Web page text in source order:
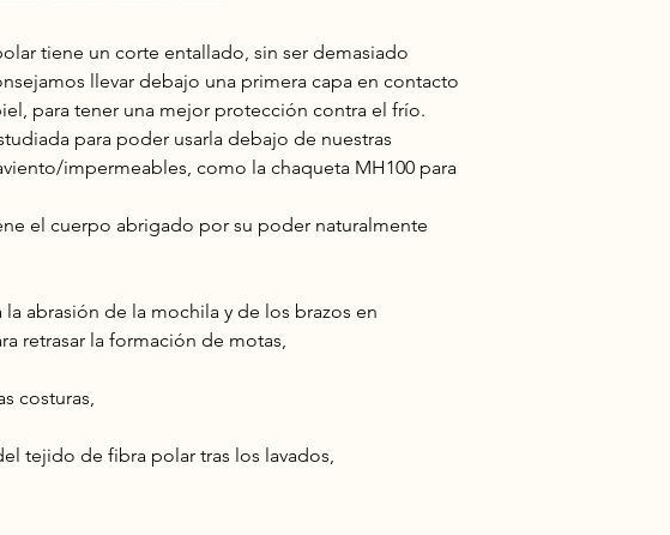
tiene un corte entallado, sin ser demasiado
llevar debajo una primera capa en contacto
para tener una mejor protección contra el frío.
para poder usarla debajo de nuestras
impermeables, como la chaqueta MH100 para
el cuerpo abrigado por su poder naturalmente
la abrasión de la mochila y de los brazos en
retrasar la formación de motas,
costuras,
tejido de fibra polar tras los lavados,